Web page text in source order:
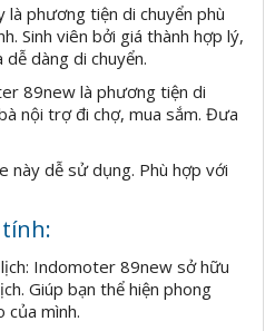
là phương tiện di chuyển phù
Sinh viên bởi giá thành hợp lý,
dàng di chuyển.
89new là phương tiện di
nội trợ đi chợ, mua sắm. Đưa
này dễ sử dụng. Phù hợp với
Indomoter 89new sở hữu
Giúp bạn thể hiện phong
của mình.